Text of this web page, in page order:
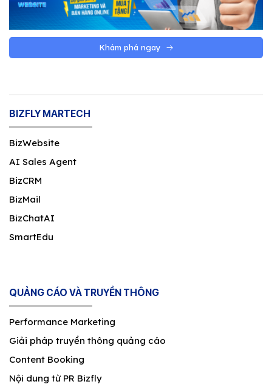
Khám phá ngay
BIZFLY MARTECH
BizWebsite
AI Sales Agent
BizCRM
BizMail
BizChatAI
SmartEdu
QUẢNG CÁO VÀ TRUYỀN THÔNG
Performance Marketing
Giải pháp truyền thông quảng cáo
Content Booking
Nội dung từ PR Bizfly